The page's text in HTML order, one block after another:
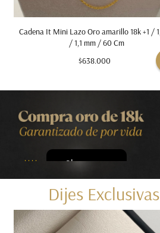
Cadena It Mini Lazo Oro amarillo 18k +1 /
/ 1,1 mm / 60 Cm
$638.000
kkkk Shop now
Dijes